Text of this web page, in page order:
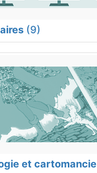
(9)
et cartomancie